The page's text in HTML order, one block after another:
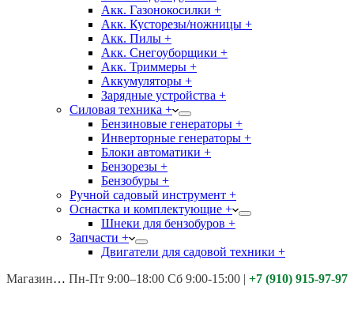
Акк. Газонокосилки +
Акк. Кусторезы/ножницы +
Акк. Пилы +
Акк. Снегоуборщики +
Акк. Триммеры +
Аккумуляторы +
Зарядные устройства +
Силовая техника +
Бензиновые генераторы +
Инверторные генераторы +
Блоки автоматики +
Бензорезы +
Бензобуры +
Ручной садовый инструмент +
Оснастка и комплектующие +
Шнеки для бензобуров +
Запчасти +
Двигатели для садовой техники +
Магазины: Калуга ул. Московская д.113
Пн-Пт 9:00–18:00 Сб 9:00-15:00 | +7 (910) 915-97-97